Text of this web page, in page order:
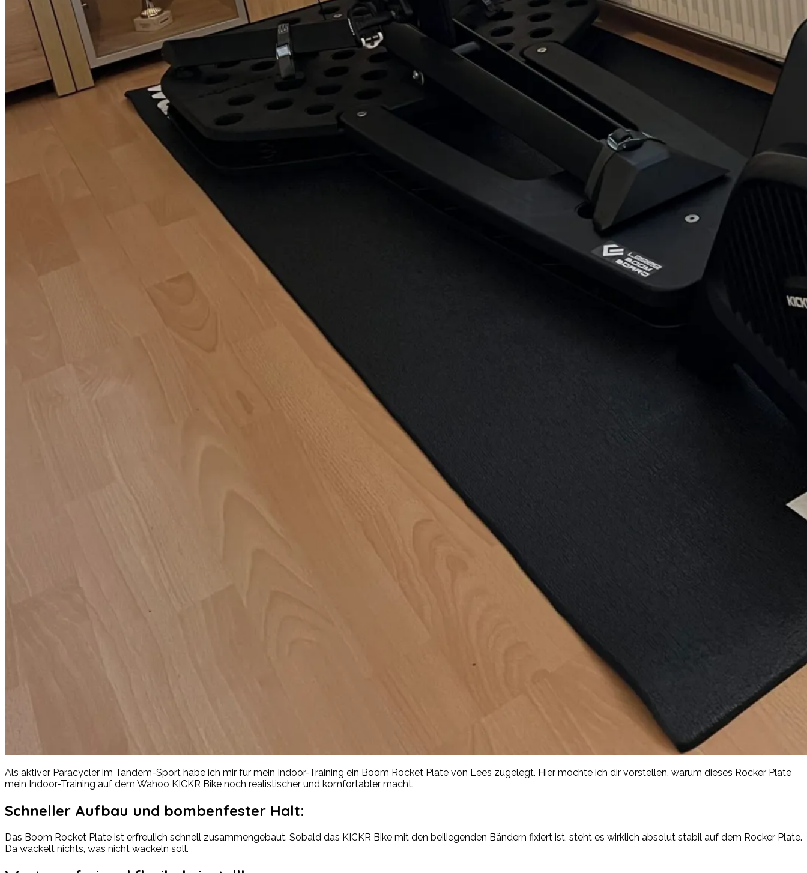
Als aktiver Paracycler im Tandem-Sport habe ich mir für mein Indoor-Training ein Boom Rocket Plate von Lees zugelegt. Hier möchte ich dir vorstellen, warum dieses Rocker Plate
mein Indoor-Training auf dem Wahoo KICKR Bike noch realistischer und komfortabler macht.
Schneller Aufbau und bombenfester Halt:
Das Boom Rocket Plate ist erfreulich schnell zusammengebaut. Sobald das KICKR Bike mit den beiliegenden Bändern fixiert ist, steht es wirklich absolut stabil auf dem Rocker Plate.
Da wackelt nichts, was nicht wackeln soll.